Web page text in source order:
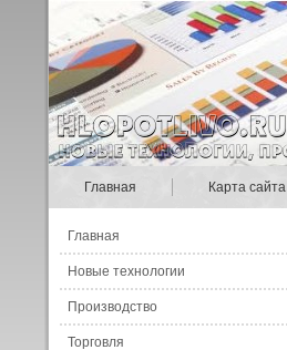
Главная Карта сайта
Главная
Новые технологии
Производство
Торговля